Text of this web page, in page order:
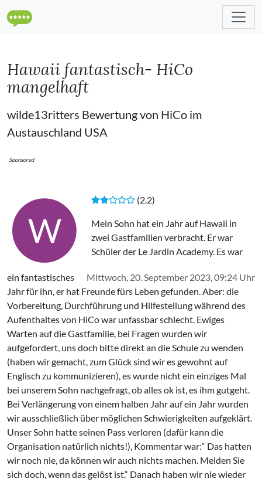
Hawaii fantastisch- HiCo
mangelhaft
wilde13ritters Bewertung von HiCo im
Austauschland USA
Sponsored
W
Mittwoch, 20. September 2023, 09:24 Uhr
(2.2)
Mein Sohn hat ein Jahr auf Hawaii in
zwei Gastfamilien verbracht. Er war
Schüler der Le Jardin Academy. Es war
ein fantastisches
Jahr für ihn, er hat Freunde fürs Leben gefunden. Aber: die
Vorbereitung, Durchführung und Hilfestellung während des
Aufenthaltes von HiCo war unfassbar schlecht. Ewiges
Warten auf die Gastfamilie, bei Fragen wurden wir
aufgefordert, uns doch bitte direkt an die Schule zu wenden
(haben wir gemacht, zum Glück sind wir es gewohnt auf
Englisch zu kommunizieren), es wurde nicht ein einziges Mal
bei unserem Sohn nachgefragt, ob alles ok ist, es ihm gutgeht.
Bei Verlängerung von einem halben Jahr auf ein Jahr wurden
wir ausschließlich über möglichen Schwierigkeiten aufgeklärt.
Unser Sohn hatte seinen Pass verloren (dafür kann die
Organisation natürlich nichts!), Kommentar war:“ Das hatten
wir noch nie, da können wir auch nichts machen. Melden Sie
sich doch, wenn das gelöst ist.“ Danach haben wir nie wieder